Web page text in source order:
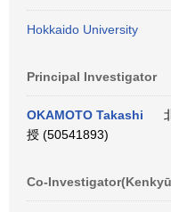
Hokkaido University
Principal Investigator
OKAMOTO Takashi
授 (50541893)
Co-